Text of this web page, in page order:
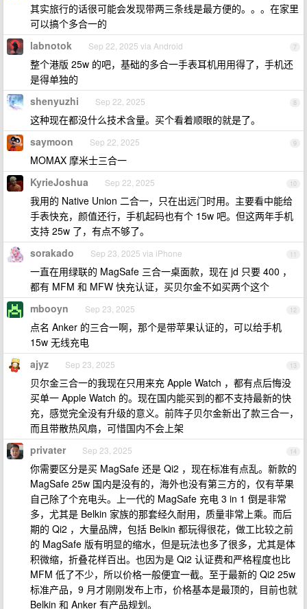
其实旅行的话很可能会发现带两三条线是最方便的。。。在家里
可以搞个多合一的
7
labnotok Sep 22, 2025 via Android
整个港版 25w 的吧，基础的多合一手表耳机用用得了，手机还
是得单独的
8
shenyuzhi Sep 22, 2025
这种现在都没什么技术含量。买个看着顺眼的就是了。
9
saymoon Sep 22, 2025
MOMAX 摩米士三合一
10
KyrieJoshua Sep 22, 2025
我用的 Native Union 二合一，只在出远门时用。主要看中能给
手表快充，颜值还行，手机起码也有个 15w 吧。但这两年手机
支持 25w 了，有点不够了。
11
sorakado Sep 23, 2025 via iPhone
一直在用绿联的 MagSafe 三合一桌面款，现在 jd 只要 400 ，
都有 MFM 和 MFW 快充认证，买贝尔金不如买两个这个
12
mbooyn Sep 23, 2025
点名 Anker 的三合一啊，那个是带苹果认证的，可以给手机
15w 无线充电
13
ajyz Sep 23, 2025
贝尔金三合一的我现在只用来充 Apple Watch ，都有点后悔没
买单一 Apple Watch 的。现在国内能买到的都不支持最新的快
充，感觉完全没有升级的意义。前阵子贝尔金新出了款三合一，
而且带散热风扇，可惜国内不会上架
14
privater Sep 23, 2025
你需要区分是买 MagSafe 还是 Qi2 ，现在标准有点乱。新款的
MagSafe 25w 国内是没有的，海外也没有第三方的，仅有苹果
自己除了个充电头。上一代的 MagSafe 充电 3 in 1 倒是非常
多，尤其是 Belkin 家族的那套经久耐用，质量非常上乘。而后
期的 Qi2 ，大量品牌，包括 Belkin 都玩得很花，做工比较之前
的 MagSafe 版有明显的缩水，但是玩法也多了很多，尤其是体
积微缩，折叠花样百出。也因为是 Qi2 认证费和严格程度也比
MFM 低了不少，所以价格一般便宜一截。至于最新的 Qi2 25w
标准产品，9 月才刚刚发布上市，价格基本是最顶的，目前也就
Belkin 和 Anker 有产品规划。